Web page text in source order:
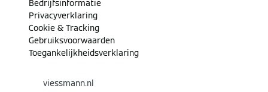
Bedrijfsinformatie
Privacyverklaring
Cookie & Tracking
Gebruiksvoorwaarden
Toegankelijkheidsverklaring
viessmann.nl